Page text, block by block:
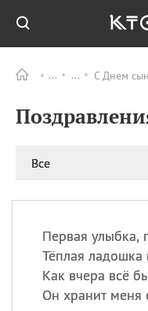
С Днем
Все
Первая улыбка,
Тёплая
Как вчера всё
Он хранит меня